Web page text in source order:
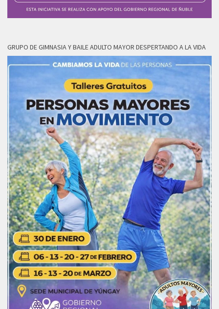
GRUPO DE GIMNASIA Y BAILE ADULTO MAYOR DESPERTANDO A LA VIDA